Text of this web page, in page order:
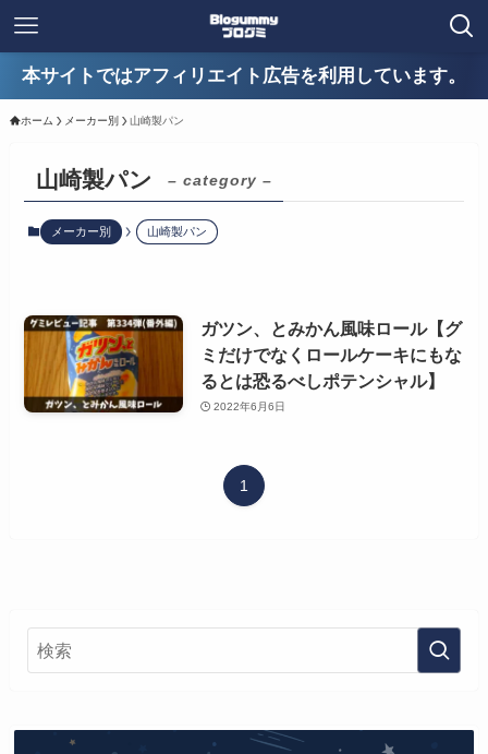
本サイトではアフィリエイト広告を利用しています。
ホーム メーカー別 山崎製パン
山崎製パン – category –
メーカー別 山崎製パン
ガツン、とみかん風味ロール【グ
ミだけでなくロールケーキにもな
るとは恐るべしポテンシャル】
2022年6月6日
1